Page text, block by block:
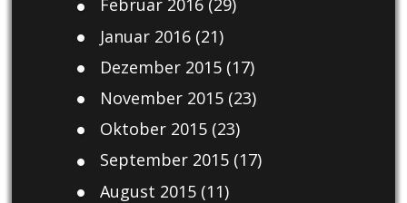
Februar 2016(29)
Januar 2016(21)
Dezember 2015(17)
November 2015(23)
Oktober 2015(23)
September 2015(17)
August 2015(11)